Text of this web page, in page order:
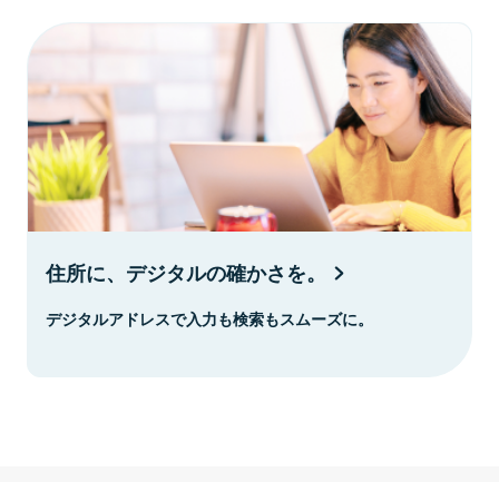
住所に、デジタルの確かさを。
デジタルアドレスで入力も検索もスムーズに。